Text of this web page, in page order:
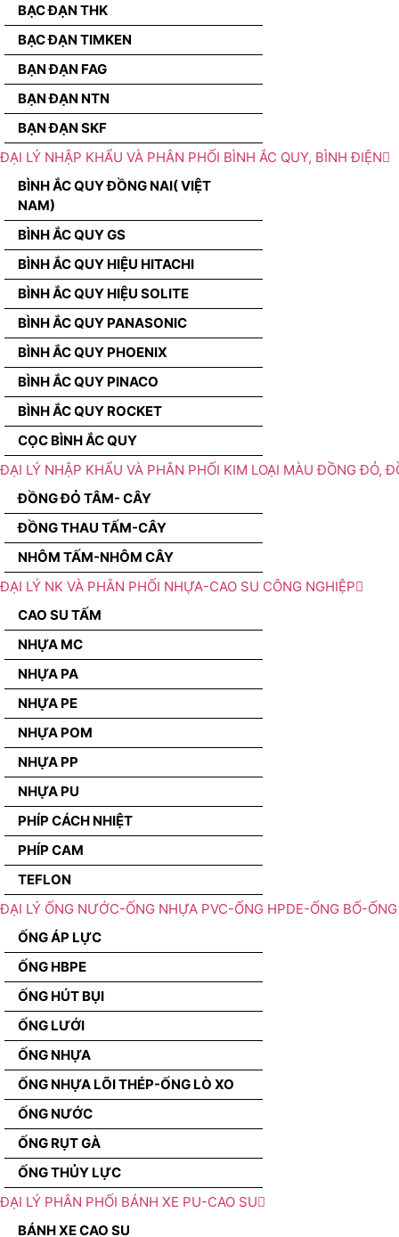
BẠC ĐẠN THK
BẠC ĐẠN TIMKEN
BẠN ĐẠN FAG
BẠN ĐẠN NTN
BẠN ĐẠN SKF
ĐẠI LÝ NHẬP KHẨU VÀ PHÂN PHỐI BÌNH ẮC QUY, BÌNH ĐIỆN
BÌNH ẮC QUY ĐỒNG NAI( VIỆT
NAM)
BÌNH ẮC QUY GS
BÌNH ẮC QUY HIỆU HITACHI
BÌNH ẮC QUY HIỆU SOLITE
BÌNH ẮC QUY PANASONIC
BÌNH ẮC QUY PHOENIX
BÌNH ẮC QUY PINACO
BÌNH ẮC QUY ROCKET
CỌC BÌNH ẮC QUY
ĐẠI LÝ NHẬP KHẨU VÀ PHÂN PHỐI KIM LOẠI MÀU ĐỒNG ĐỎ,
ĐỒNG ĐỎ TÂM- CÂY
ĐỒNG THAU TẤM-CÂY
NHÔM TẤM-NHÔM CÂY
ĐẠI LÝ NK VÀ PHÂN PHỐI NHỰA-CAO SU CÔNG NGHIỆP
CAO SU TẤM
NHỰA MC
NHỰA PA
NHỰA PE
NHỰA POM
NHỰA PP
NHỰA PU
PHÍP CÁCH NHIỆT
PHÍP CAM
TEFLON
ĐẠI LÝ ỐNG NƯỚC-ỐNG NHỰA PVC-ỐNG HPDE-ỐNG BỐ-
ỐNG ÁP LỰC
ỐNG HBPE
ỐNG HÚT BỤI
ỐNG LƯỚI
ỐNG NHỰA
ỐNG NHỰA LÕI THÉP-ỐNG LÒ XO
ỐNG NƯỚC
ỐNG RỤT GÀ
ỐNG THỦY LỰC
ĐẠI LÝ PHÂN PHỐI BÁNH XE PU-CAO SU
BÁNH XE CAO SU